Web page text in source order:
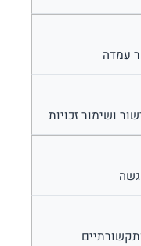
עמדה
ושימור זכויות